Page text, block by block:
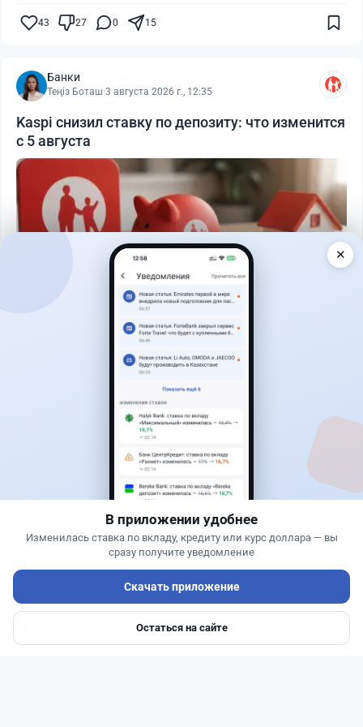
43 27 0 15
Банки
Теңіз Боташ·3 августа 2026 г., 12:35
Kaspi снизил ставку по депозиту: что изменится
с 5 августа
25
4 августа 2026 г., 20:30
Как сохранить экран Kaspi.kz, если приложение
запрещает скриншоты
Ипотеки Авто
✕
В приложении удобнее
Изменилась ставка по вкладу, кредиту или курс доллара — вы
сразу получите уведомление
Скачать приложение
Остаться на сайте